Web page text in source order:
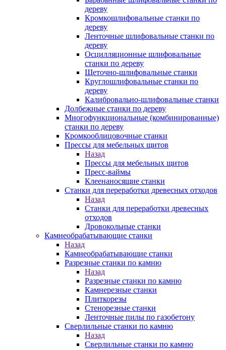
дереву
Кромкошлифовальные станки по
дереву
Ленточные шлифовальные станки по
дереву
Осцилляционные шлифовальные
станки по дереву
Щеточно-шлифовальные станки
Круглошлифовальные станки по
дереву
Калибровально-шлифовальные станки
Долбежные станки по дереву
Многофункциональные (комбинированные)
станки по дереву
Кромкооблицовочные станки
Прессы для мебельных щитов
Назад
Прессы для мебельных щитов
Пресс-ваймы
Клеенаносящие станки
Станки для переработки древесных отходов
Назад
Станки для переработки древесных
отходов
Дровокольные станки
Камнеобрабатывающие станки
Назад
Камнеобрабатывающие станки
Разрезные станки по камню
Назад
Разрезные станки по камню
Камнерезные станки
Плиткорезы
Стенорезные станки
Ленточные пилы по газобетону
Сверлильные станки по камню
Назад
Сверлильные станки по камню